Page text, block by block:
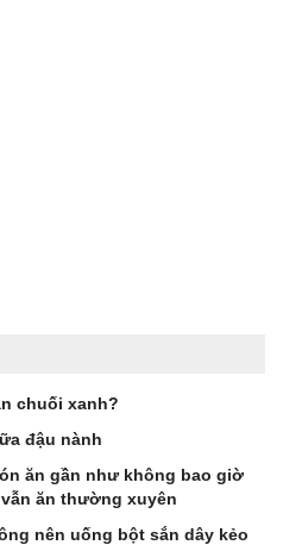
chuối xanh?
đậu nành
ăn gần như không bao giờ
ăn thường xuyên
nên uống bột sắn dây kẻo